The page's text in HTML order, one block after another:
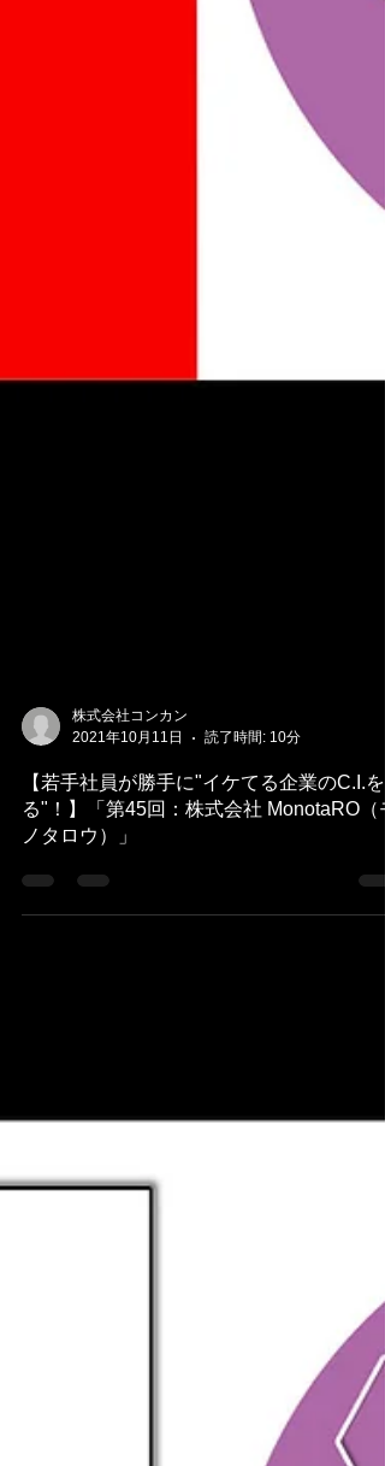
株式会社コンカン
2021年10月11日
ノタロウ）」